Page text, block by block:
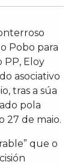
Pobo para
Eloy
asociativo
tras a súa
pola
27 de maio.
que o